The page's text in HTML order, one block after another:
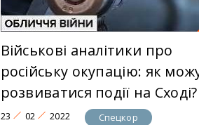
Військові аналітики про
російську окупацію: як
розвиватися події на Сході?
23 02 2022 Спецкор